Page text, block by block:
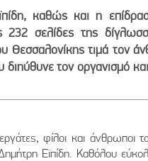
καθώς και η
232 σελίδες της
Θεσσαλονίκης τιμά τον
τον οργανισμό
φίλοι και άνθρωποι
Εϊπίδη. Καθόλου